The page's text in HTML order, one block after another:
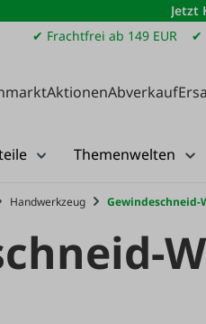
Jetzt
✔ Frachtfrei ab 149 EUR
✔
AktionenAbverkauf
Themenwelten
Handwerkzeug Gewindeschneid-